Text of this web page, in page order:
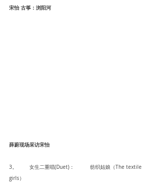
宋怡 古筝：浏阳河
薛蔚现场采访宋怡
3。	女生二重唱(Duet)：	纺织姑娘（The textile
girls）